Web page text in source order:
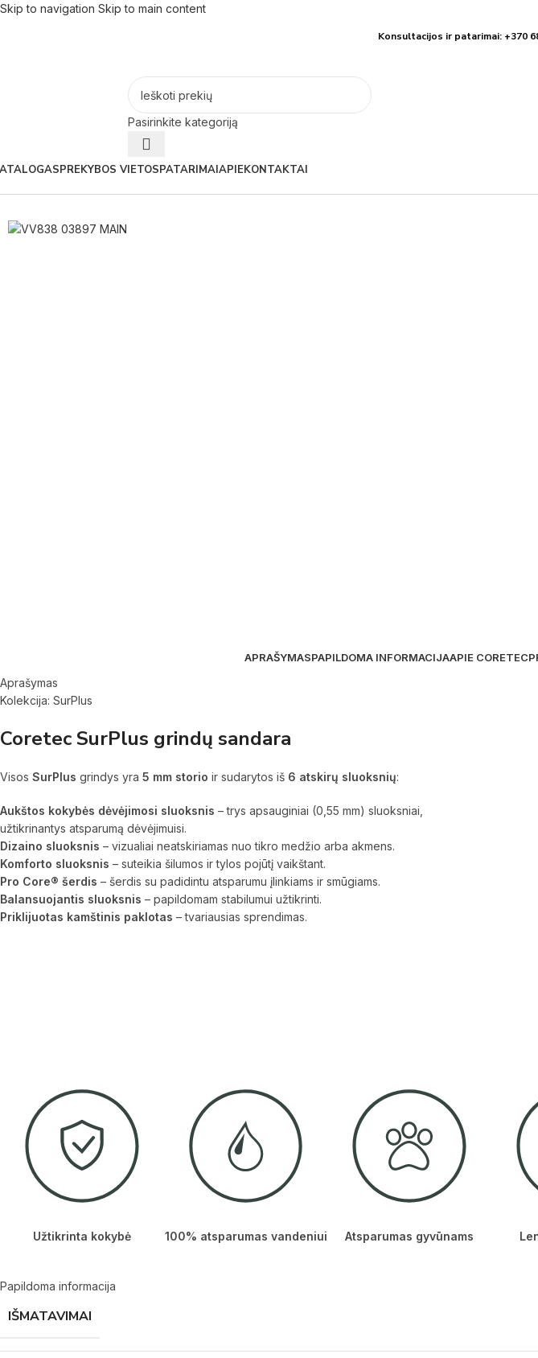
Skip to navigation Skip to main content
Konsultacijos ir patarimai: +370
Pasirinkite kategoriją
PREKYBOS VIETOSPATARIMAIAPIEKONTAKTAI
APRAŠYMASPAPILDOMA INFORMACIJAAPIE CORETEC
Aprašymas
Kolekcija: SurPlus
Coretec SurPlus grindų sandara
Visos SurPlus grindys yra 5 mm storio ir sudarytos iš 6 atskirų sluoksnių:
Aukštos kokybės dėvėjimosi sluoksnis – trys apsauginiai (0,55 mm) sluoksniai,
užtikrinantys atsparumą dėvėjimuisi.
Dizaino sluoksnis – vizualiai neatskiriamas nuo tikro medžio arba akmens.
Komforto sluoksnis – suteikia šilumos ir tylos pojūtį vaikštant.
Pro Core® šerdis – šerdis su padidintu atsparumu įlinkiams ir smūgiams.
Balansuojantis sluoksnis – papildomam stabilumui užtikrinti.
Priklijuotas kamštinis paklotas – tvariausias sprendimas.
Užtikrinta kokybė 100% atsparumas vandeniui Atsparumas gyvūnams
Papildoma informacija
IŠMATAVIMAI